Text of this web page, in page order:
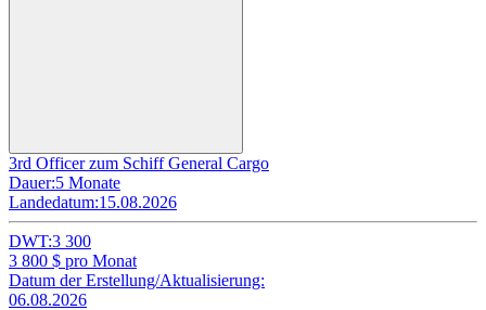
3rd Officer zum Schiff General Cargo
Dauer:5 Monate
Landedatum:15.08.2026
DWT:3 300
3 800 $ pro Monat
Datum der Erstellung/Aktualisierung:
06.08.2026